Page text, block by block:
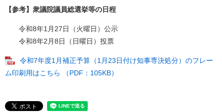
【参考】衆議院議員総選挙等の日程
令和8年1月27日（火曜日）公示
令和8年2月8日（日曜日）投票​
令和7年度1月補正予算（1月23日付け知事専決処分）のフレー
ム印刷用はこちら （PDF：105KB）